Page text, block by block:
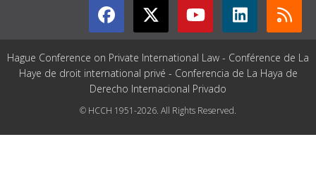
Hague Conference on Private International Law - Conférence de La
Haye de droit international privé - Conferencia de La Haya de
Derecho Internacional Privado
© HCCH 1951-2026. All Rights Reserved.